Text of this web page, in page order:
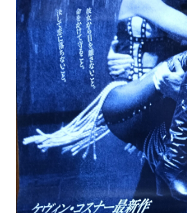
プ
リンクの旅